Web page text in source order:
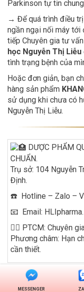
Parkinson tự tin
→ Để quá trình điều
ngần ngại nối máy tới
tiếp Chuyên gia tư
học Nguyễn Thị Liễu
tình trạng bệnh của
Hoặc đơn giản, bạn
hàng sản phẩm
sử dụng khi chưa có
Nguyễn Thị Liễu.
DƯỢC PHẨM
CHUẨN.
Trụ sở: 104 Nguyễn
Định.
☎️ Hotline – Zalo –
📧 Email:
👩‍⚕️ PTCM: Chuyên
Phương châm: Hạn
cần thiết.
MESSENGER